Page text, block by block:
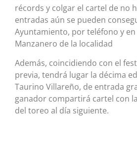
récords y colgar el cartel de no
entradas aún se pueden
Ayuntamiento, por teléfono y
Manzanero de la localidad
Además, coincidiendo con el
previa, tendrá lugar la décima
Taurino Villareño, de entrada
ganador compartirá cartel con
del toreo al día siguiente.